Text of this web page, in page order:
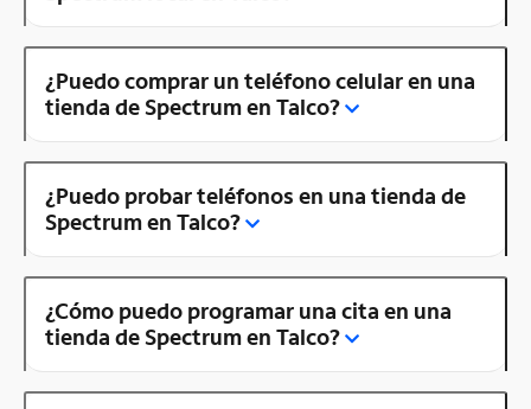
¿Puedo comprar un teléfono celular en una
tienda de Spectrum en Talco?
¿Puedo probar teléfonos en una tienda de
Spectrum en Talco?
¿Cómo puedo programar una cita en una
tienda de Spectrum en Talco?